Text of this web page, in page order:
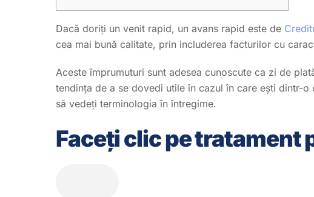
Dacă doriți un venit rapid, un avans rapid este de
cea mai bună calitate, prin includerea facturilor cu
Aceste împrumuturi sunt adesea cunoscute ca zi de
tendința de a se dovedi utile în cazul în care ești dintr-o
să vedeți terminologia în întregime.
Faceți clic pe tratament